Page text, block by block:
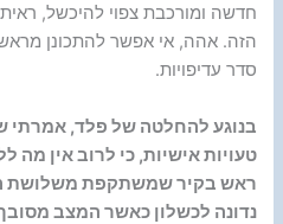
חדשה ומורכבת צפוי להיכשל,
הזה. אהה, אי אפשר להתכונן
סדר עדיפויות.
בנוגע להחלטה של פלד, אמרתי
טעויות אישיות, כי לרוב אין מה
ראש בקיר שמשתקפת משלושת
נדונה לכשלון כאשר המצב